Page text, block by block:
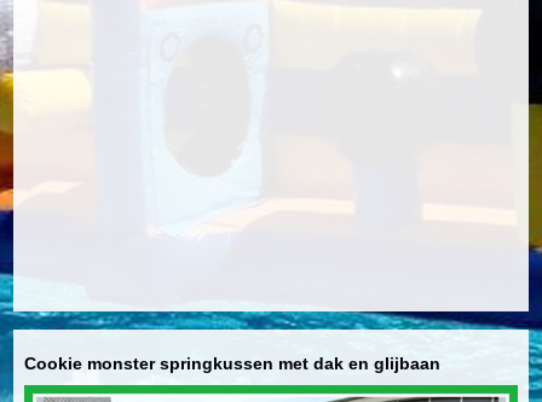
Cookie monster springkussen met dak en glijbaan